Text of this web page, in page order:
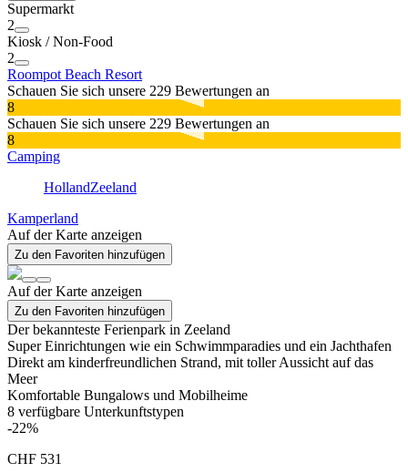
Supermarkt
2
Kiosk / Non-Food
2
Roompot Beach Resort
Schauen Sie sich unsere 229 Bewertungen an
8
Schauen Sie sich unsere 229 Bewertungen an
8
Camping
HollandZeeland
Kamperland
Auf der Karte anzeigen
Zu den Favoriten hinzufügen
Auf der Karte anzeigen
Zu den Favoriten hinzufügen
Der bekannteste Ferienpark in Zeeland
Super Einrichtungen wie ein Schwimmparadies und ein Jachthafen
Direkt am kinderfreundlichen Strand, mit toller Aussicht auf das
Meer
Komfortable Bungalows und Mobilheime
8 verfügbare Unterkunftstypen
-22%
CHF 531